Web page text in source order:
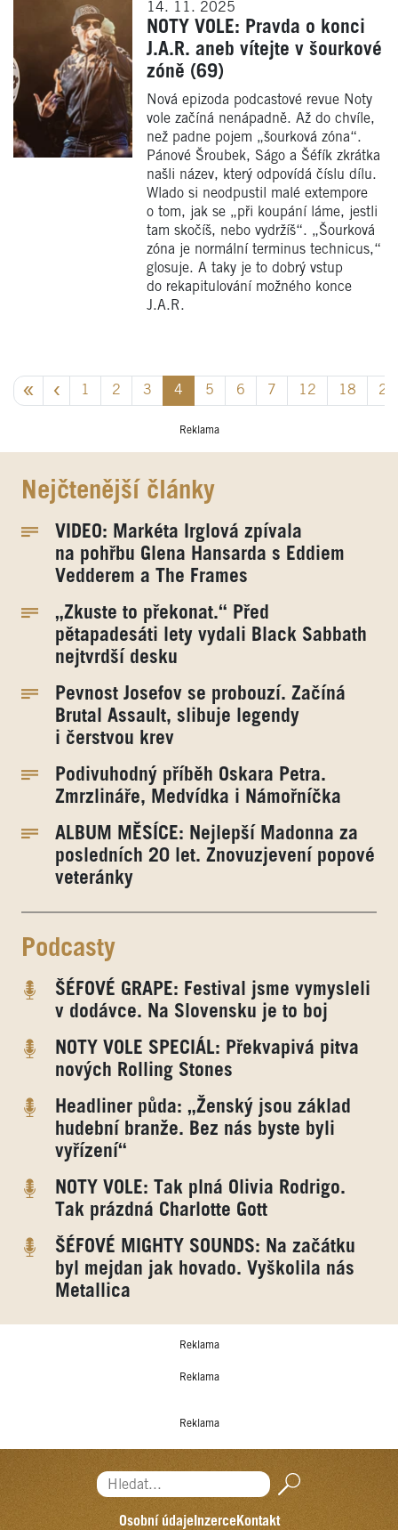
14. 11. 2025
NOTY VOLE: Pravda o konci
J.A.R. aneb vítejte v šourkové
zóně (69)
Nová epizoda podcastové revue Noty
vole začíná nenápadně. Až do chvíle,
než padne pojem „šourková zóna“.
Pánové Šroubek, Ságo a Šéfík zkrátka
našli název, který odpovídá číslu dílu.
Wlado si neodpustil malé extempore
o tom, jak se „při koupání láme, jestli
tam skočíš, nebo vydržíš“. „Šourková
zóna je normální terminus technicus,“
glosuje. A taky je to dobrý vstup
do rekapitulování možného konce
J.A.R.
1 2 3 4 5 6 7 12 18 23
Reklama
Nejčtenější články
VIDEO: Markéta Irglová zpívala
na pohřbu Glena Hansarda s Eddiem
Vedderem a The Frames
„Zkuste to překonat.“ Před
pětapadesáti lety vydali Black Sabbath
nejtvrdší desku
Pevnost Josefov se probouzí. Začíná
Brutal Assault, slibuje legendy
i čerstvou krev
Podivuhodný příběh Oskara Petra.
Zmrzlináře, Medvídka i Námořníčka
ALBUM MĚSÍCE: Nejlepší Madonna za
posledních 20 let. Znovuzjevení popové
veteránky
Podcasty
ŠÉFOVÉ GRAPE: Festival jsme vymysleli
v dodávce. Na Slovensku je to boj
NOTY VOLE SPECIÁL: Překvapivá pitva
nových Rolling Stones
Headliner půda: „Ženský jsou základ
hudební branže. Bez nás byste byli
vyřízení“
NOTY VOLE: Tak plná Olivia Rodrigo.
Tak prázdná Charlotte Gott
ŠÉFOVÉ MIGHTY SOUNDS: Na začátku
byl mejdan jak hovado. Vyškolila nás
Metallica
Reklama
Reklama
Reklama
Hledat...
Osobní údajeInzerceKontakt